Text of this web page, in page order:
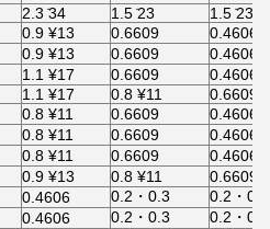
2.3 ̇34 1.5 ̇23 1.5 ̇23
0.9 ¥13 0.6609
0.4606
0.9 ¥13 0.6609
0.4606
1.1 ¥17 0.6609
0.4606
1.1 ¥17 0.8 ¥11 0.6609
0.8 ¥11 0.6609
0.4606
0.8 ¥11 0.6609
0.4606
0.8 ¥11 0.6609
0.4606
0.9 ¥13 0.8 ¥11 0.6609
0.4606 0.2・0.3
0.2・
0.4606 0.2・0.3
0.2・